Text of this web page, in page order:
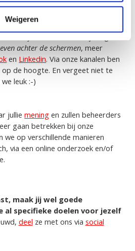
Weigeren
bloggenonze collega’s over
Deze blogs en tips zie je
onzesocial media
. In het komende jaar gaan
achter de schermen, meer
en Linkedin. Via onze kanalen ben
op de hoogte. En vergeet niet te
leuk :-)
julliemening en zullen beheerders
gaan betrekken bij onze
we op verschillende manieren
via een online onderzoek en/of
maak jij wel goede
al specifieke doelen voor jezelf
deel ze met ons via social